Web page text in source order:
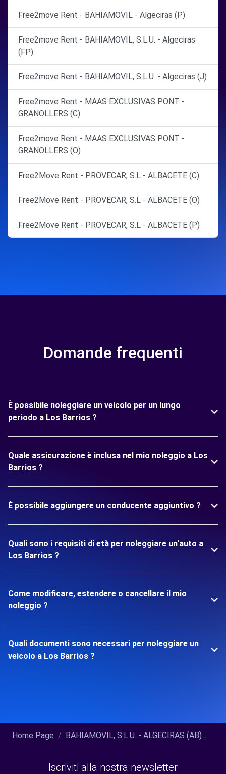
Free2move Rent - BAHIAMOVIL - Algeciras (P)
Free2move Rent - BAHIAMOVIL, S.L.U. - Algeciras
(FP)
Free2move Rent - BAHIAMOVIL, S.L.U. - Algeciras (J)
Free2move Rent - MAAS EXCLUSIVAS PONT -
GRANOLLERS (C)
Free2move Rent - MAAS EXCLUSIVAS PONT -
GRANOLLERS (O)
Free2Move Rent - PROVECAR, S.L - ALBACETE (C)
Free2Move Rent - PROVECAR, S.L - ALBACETE (O)
Free2Move Rent - PROVECAR, S.L - ALBACETE (P)
Domande frequenti
È possibile noleggiare un veicolo per un lungo
periodo a Los Barrios ?
Quale assicurazione è inclusa nel mio noleggio a Los
Barrios ?
È possibile aggiungere un conducente aggiuntivo ?
Quali sono i requisiti di età per noleggiare un'auto a
Los Barrios ?
Come modificare, estendere o cancellare il mio
noleggio ?
Quali documenti sono necessari per noleggiare un
veicolo a Los Barrios ?
Home Page BAHIAMOVIL, S.L.U. - ALGECIRAS (AB)...
Iscriviti alla nostra newsletter